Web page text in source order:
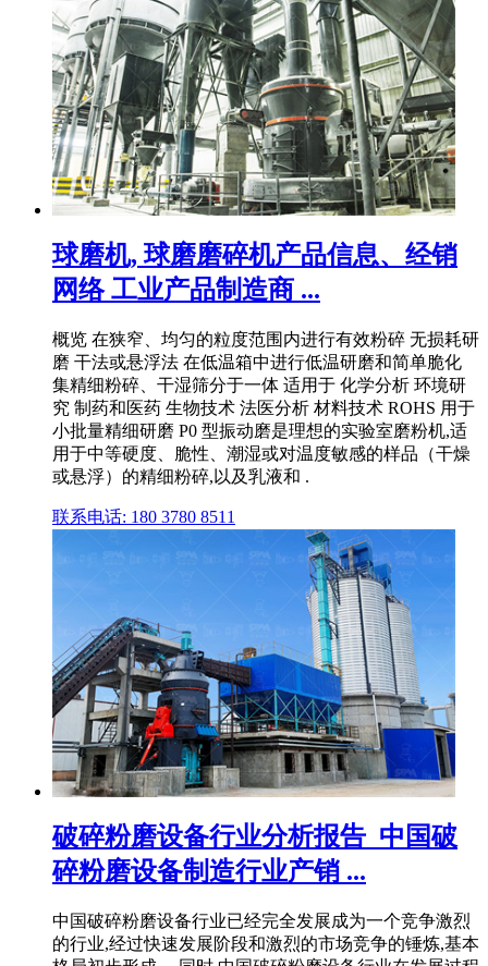
球磨机, 球磨磨碎机产品信息、经销
网络 工业产品制造商 ...
概览 在狭窄、均匀的粒度范围内进行有效粉碎 无损耗研
磨 干法或悬浮法 在低温箱中进行低温研磨和简单脆化
集精细粉碎、干湿筛分于一体 适用于 化学分析 环境研
究 制药和医药 生物技术 法医分析 材料技术 ROHS 用于
小批量精细研磨 P0 型振动磨是理想的实验室磨粉机,适
用于中等硬度、脆性、潮湿或对温度敏感的样品（干燥
或悬浮）的精细粉碎,以及乳液和 .
联系电话: 180 3780 8511
破碎粉磨设备行业分析报告_中国破
碎粉磨设备制造行业产销 ...
中国破碎粉磨设备行业已经完全发展成为一个竞争激烈
的行业,经过快速发展阶段和激烈的市场竞争的锤炼,基本